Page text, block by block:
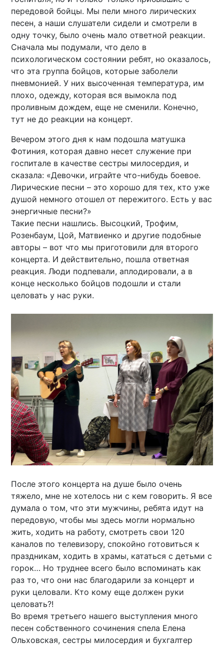
передовой бойцы. Мы пели много лирических
песен, а наши слушатели сидели и смотрели в
одну точку, было очень мало ответной реакции.
Сначала мы подумали, что дело в
психологическом состоянии ребят, но оказалось,
что эта группа бойцов, которые заболели
пневмонией. У них высоченная температура, им
плохо, одежду, которая вся вымокла под
проливным дождем, еще не сменили. Конечно,
тут не до реакции на концерт.
Вечером этого дня к нам подошла матушка
Фотиния, которая давно несет служение при
госпитале в качестве сестры милосердия, и
сказала: «Девочки, играйте что-нибудь боевое.
Лирические песни – это хорошо для тех, кто уже
душой немного отошел от пережитого. Есть у вас
энергичные песни?»
Такие песни нашлись. Высоцкий, Трофим,
Розенбаум, Цой, Матвиенко и другие подобные
авторы – вот что мы приготовили для второго
концерта. И действительно, пошла ответная
реакция. Люди подпевали, аплодировали, а в
конце несколько бойцов подошли и стали
целовать у нас руки.
После этого концерта на душе было очень
тяжело, мне не хотелось ни с кем говорить. Я все
думала о том, что эти мужчины, ребята идут на
передовую, чтобы мы здесь могли нормально
жить, ходить на работу, смотреть свои 120
каналов по телевизору, спокойно готовиться к
праздникам, ходить в храмы, кататься с детьми с
горок… Но труднее всего было вспоминать как
раз то, что они нас благодарили за концерт и
руки целовали. Кто кому еще должен руки
целовать?!
Во время третьего нашего выступления много
песен собственного сочинения спела Елена
Ольховская, сестры милосердия и бухгалтер